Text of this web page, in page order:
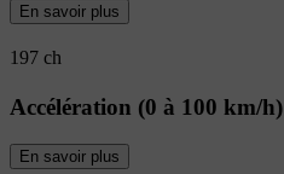
En savoir plus
197 ch
Accélération (0 à 100 km/h)
En savoir plus